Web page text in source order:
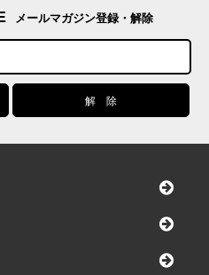
メールマガジン登録・解除